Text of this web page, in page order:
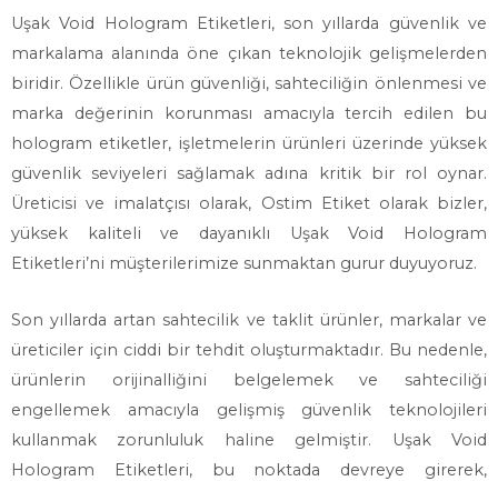
Uşak Void Hologram Etiketleri, son yıllarda güvenlik ve
markalama alanında öne çıkan teknolojik gelişmelerden
biridir. Özellikle ürün güvenliği, sahteciliğin önlenmesi ve
marka değerinin korunması amacıyla tercih edilen bu
hologram etiketler, işletmelerin ürünleri üzerinde yüksek
güvenlik seviyeleri sağlamak adına kritik bir rol oynar.
Üreticisi ve imalatçısı olarak, Ostim Etiket olarak bizler,
yüksek kaliteli ve dayanıklı Uşak Void Hologram
Etiketleri’ni müşterilerimize sunmaktan gurur duyuyoruz.
Son yıllarda artan sahtecilik ve taklit ürünler, markalar ve
üreticiler için ciddi bir tehdit oluşturmaktadır. Bu nedenle,
ürünlerin orijinalliğini belgelemek ve sahteciliği
engellemek amacıyla gelişmiş güvenlik teknolojileri
kullanmak zorunluluk haline gelmiştir. Uşak Void
Hologram Etiketleri, bu noktada devreye girerek,